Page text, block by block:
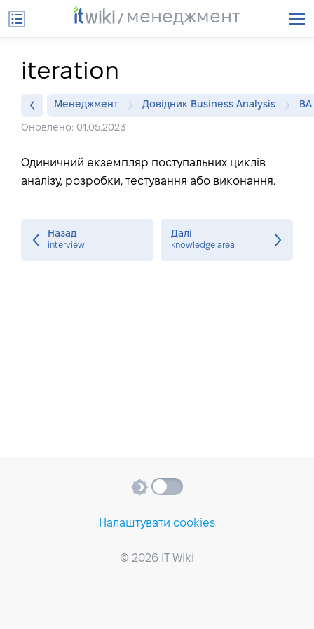
менеджмент
iteration
Менеджмент Довідник Business Analysis BA
Оновлено: 01.05.2023
Одиничний екземпляр поступальних циклів
аналізу, розробки, тестування або виконання.
Назад
interview
Далі
knowledge area
Налаштувати cookies
© 2026 IT Wiki